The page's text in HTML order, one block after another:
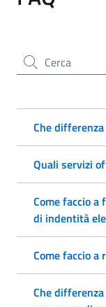
Cerca nel sito
Che differenza
Quali servizi
Come faccio
di indentità
Come faccio
Che